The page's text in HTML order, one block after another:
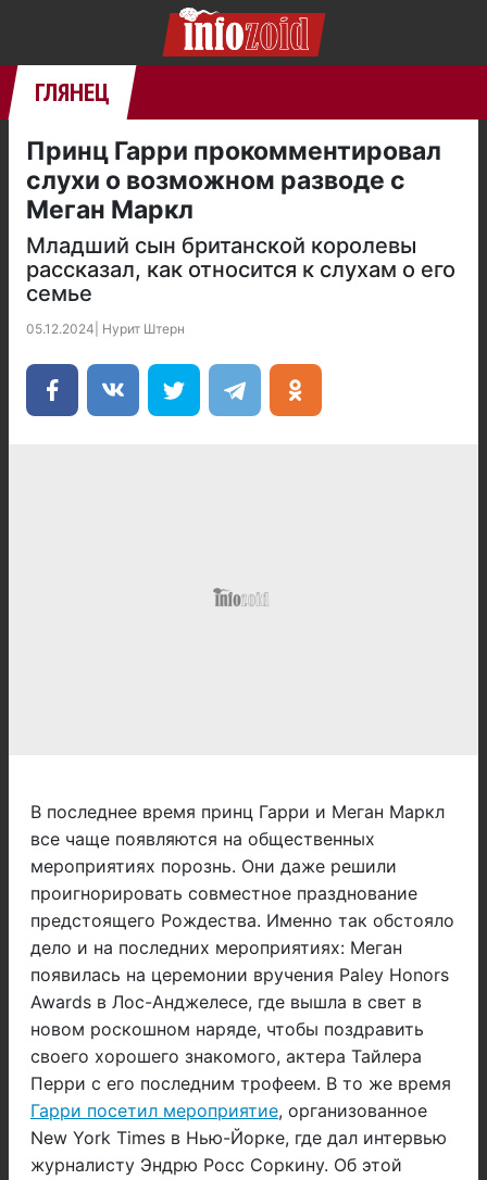
ГЛЯНЕЦ
Принц Гарри прокомментировал
слухи о возможном разводе с
Меган Маркл
Младший сын британской королевы
рассказал, как относится к слухам о его
семье
05.12.2024 Нурит Штерн
В последнее время принц Гарри и Меган Маркл
все чаще появляются на общественных
мероприятиях порознь. Они даже решили
проигнорировать совместное празднование
предстоящего Рождества. Именно так обстояло
дело и на последних мероприятиях: Меган
появилась на церемонии вручения Paley Нonors
Awards в Лос-Анджелесе, где вышла в свет в
новом роскошном наряде, чтобы поздравить
своего хорошего знакомого, актера Тайлера
Перри с его последним трофеем. В то же время
Гарри посетил мероприятие, организованное
New York Times в Нью-Йорке, где дал интервью
журналисту Эндрю Росс Соркину. Об этой